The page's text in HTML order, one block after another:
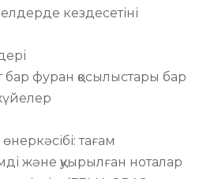
кездесетіні
фуран қосылыстары бар
тағам
және қуырылған ноталар